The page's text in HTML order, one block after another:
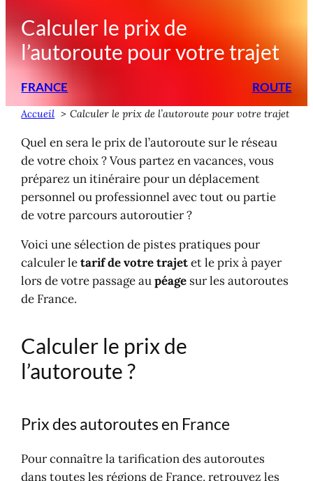
Calculer le prix de
l’autoroute pour votre trajet
FRANCE ROUTE
Accueil Calculer le prix de l’autoroute pour votre trajet
Quel en sera le prix de l’autoroute sur le réseau
de votre choix ? Vous partez en vacances, vous
préparez un itinéraire pour un déplacement
personnel ou professionnel avec tout ou partie
de votre parcours autoroutier ?
Voici une sélection de pistes pratiques pour
calculer letarif de votre trajetet le prix à payer
lors de votre passage aupéage sur les autoroutes
de France.
Calculer le prix de
l’autoroute ?
Prix des autoroutes en France
Pour connaître la tarification des autoroutes
dans toutes les régions de France, retrouvez les